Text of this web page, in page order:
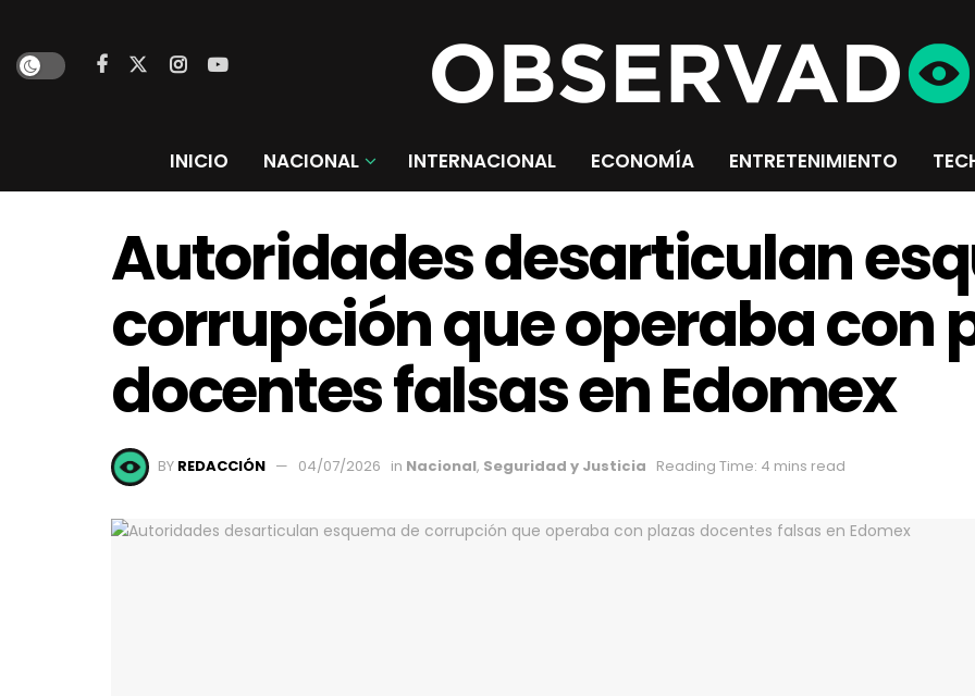
INICIO NACIONAL INTERNACIONAL ECONOMÍA ENTRETENIMIENTO
Autoridades desarticulan
corrupción que operaba con
docentes falsas en Edomex
BY REDACCIÓN 04/07/2026 in Nacional, Seguridad y Justicia Reading Time: 4 mins read